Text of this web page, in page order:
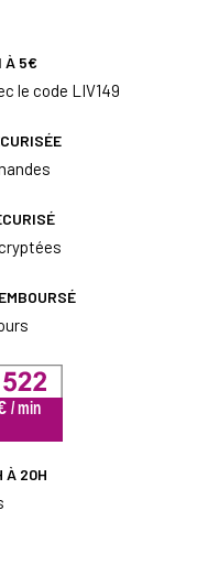
À 5€
le code LIV149
À 20H